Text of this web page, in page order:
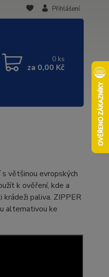
Přihlášení
0 ks
za 0,00 Kč
většinou evropských
k ověření, kde a
paliva. ZIPPER
alternativou ke